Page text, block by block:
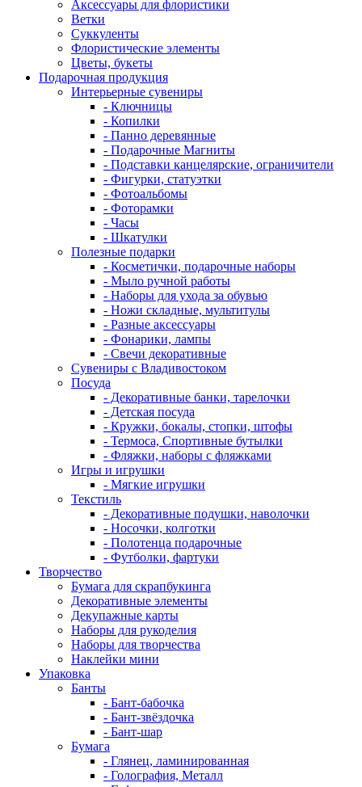
Аксессуары для флористики
Ветки
Суккуленты
Флористические элементы
Цветы, букеты
Подарочная продукция
Интерьерные сувениры
- Ключницы
- Копилки
- Панно деревянные
- Подарочные Магниты
- Подставки канцелярские, ограничители
- Фигурки, статуэтки
- Фотоальбомы
- Фоторамки
- Часы
- Шкатулки
Полезные подарки
- Косметички, подарочные наборы
- Мыло ручной работы
- Наборы для ухода за обувью
- Ножи складные, мультитулы
- Разные аксессуары
- Фонарики, лампы
- Свечи декоративные
Сувениры с Владивостоком
Посуда
- Декоративные банки, тарелочки
- Детская посуда
- Кружки, бокалы, стопки, штофы
- Термоса, Спортивные бутылки
- Фляжки, наборы с фляжками
Игры и игрушки
- Мягкие игрушки
Текстиль
- Декоративные подушки, наволочки
- Носочки, колготки
- Полотенца подарочные
- Футболки, фартуки
Творчество
Бумага для скрапбукинга
Декоративные элементы
Декупажные карты
Наборы для рукоделия
Наборы для творчества
Наклейки мини
Упаковка
Банты
- Бант-бабочка
- Бант-звёздочка
- Бант-шар
Бумага
- Глянец, ламинированная
- Голография, Металл